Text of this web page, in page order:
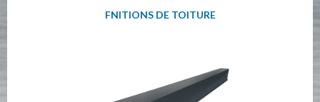
FNITIONS DE TOITURE